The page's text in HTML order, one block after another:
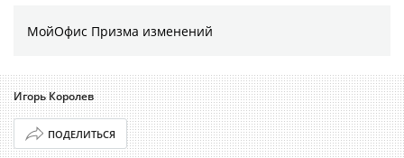
МойОфис Призма изменений
Игорь Королев
ПОДЕЛИТЬСЯ